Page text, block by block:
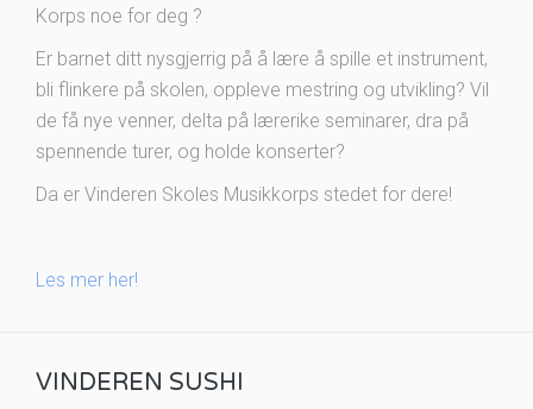
Korps noe for deg ?
Er barnet ditt nysgjerrig på å lære å spille et instrument,
bli flinkere på skolen, oppleve mestring og utvikling? Vil
de få nye venner, delta på lærerike seminarer, dra på
spennende turer, og holde konserter?
Da er Vinderen Skoles Musikkorps stedet for dere!
Les mer her!
VINDEREN SUSHI